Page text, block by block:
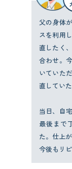
父の身体
スを利用
直したく
合わせ。
いていた
直してい
当日、自
最後まで
た。仕上
今後もリ